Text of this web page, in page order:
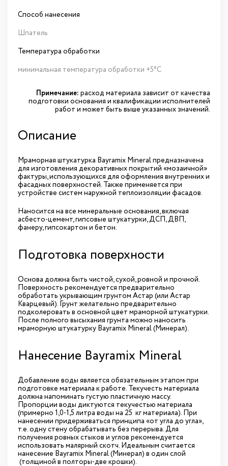
Способ нанесения
Шпатель
Температура обработки
минимальная температура обработки +5°С
Примечание: расход материала зависит от качества
подготовки основания и квалификации исполнителей
работ и может быть выше указанных значений.
Описание
Мраморная штукатурка Bayramix Mineral предназначена
для изготовления декоративных покрытий «мозаичной»
фактуры, использующихся для оформления внутренних и
фасадных поверхностей. Также применяется при
устройстве систем наружной теплоизоляции фасадов.
Наносится на все минеральные основания, включая
асбесто-цемент, гипсовые штукатурки, ДСП, ДВП,
фанеру, гипсокартон и бетон.
Подготовка поверхности
Основа должна быть чистой, сухой, ровной и прочной.
Поверхность рекомендуется предварительно
обработать укрывающим грунтом Астар (или Астар
Кварцевый). Грунт желательно предварительно
подколеровать в основной цвет мраморной штукатурки.
После полного высыхания грунта можно наносить
мраморную штукатурку Bayramix Mineral (Минерал).
Нанесение Bayramix Mineral
Добавление воды является обязательным этапом при
подготовке материала к работе. Текучесть материала
должна напоминать густую пластичную массу.
Пропорции воды диктуются текучестью материала
(примерно 1,0-1,5 литра воды на 25 кг материала). При
нанесении придерживаться принципа «от угла до угла»,
т.е. одну стену обрабатывать без перерыва. Для
получения ровных стыков и углов рекомендуется
использовать малярный скотч. Идеальным считается
нанесение Bayramix Mineral (Минерал) в один слой
(толщиной в полторы-две крошки).